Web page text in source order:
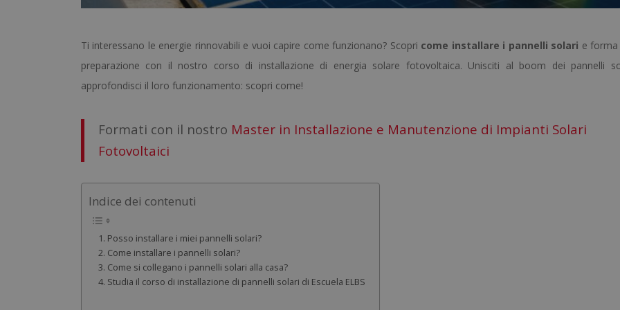
Ti interessano le energie rinnovabili e vuoi capire come funzionano? Scopri come installare i pannelli solari e
preparazione con il nostro corso di installazione di energia solare fotovoltaica. Unisciti al boom dei pannelli
approfondisci il loro funzionamento: scopri come!
Formati con il nostro Master in Installazione e Manutenzione di Impianti Solari
Fotovoltaici
Indice dei contenuti
Posso installare i miei pannelli solari?
Come installare i pannelli solari?
Come si collegano i pannelli solari alla casa?
Studia il corso di installazione di pannelli solari di Escuela ELBS